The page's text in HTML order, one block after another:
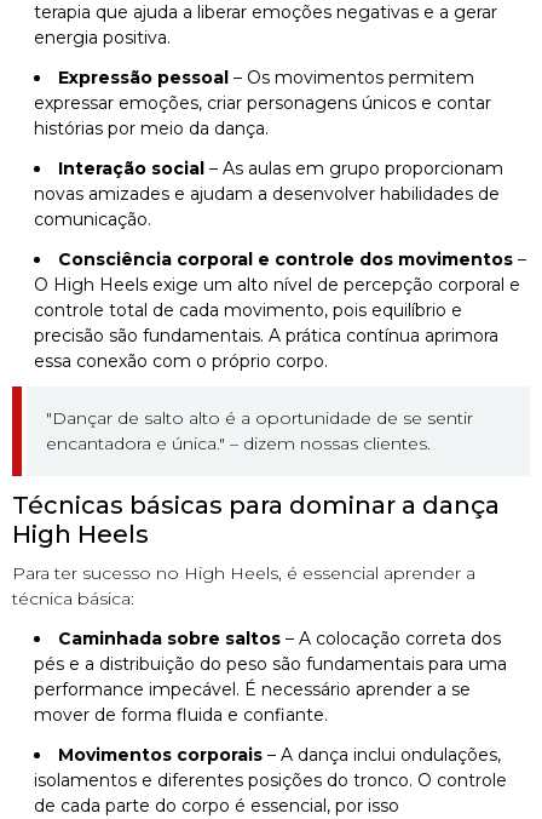
terapia que ajuda a liberar emoções negativas e a gerar
energia positiva.
Expressão pessoal – Os movimentos permitem
expressar emoções, criar personagens únicos e contar
histórias por meio da dança.
Interação social – As aulas em grupo proporcionam
novas amizades e ajudam a desenvolver habilidades de
comunicação.
Consciência corporal e controle dos movimentos –
O High Heels exige um alto nível de percepção corporal e
controle total de cada movimento, pois equilíbrio e
precisão são fundamentais. A prática contínua aprimora
essa conexão com o próprio corpo.
"Dançar de salto alto é a oportunidade de se sentir
encantadora e única." – dizem nossas clientes.
Técnicas básicas para dominar a dança
High Heels
Para ter sucesso no High Heels, é essencial aprender a
técnica básica:
Caminhada sobre saltos – A colocação correta dos
pés e a distribuição do peso são fundamentais para uma
performance impecável. É necessário aprender a se
mover de forma fluida e confiante.
Movimentos corporais – A dança inclui ondulações,
isolamentos e diferentes posições do tronco. O controle
de cada parte do corpo é essencial, por isso